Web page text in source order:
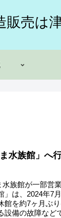
販売は
水族館」へ
族館が一部営
」は、2024年7
館を約7ヶ月ぶ
設備の故障など